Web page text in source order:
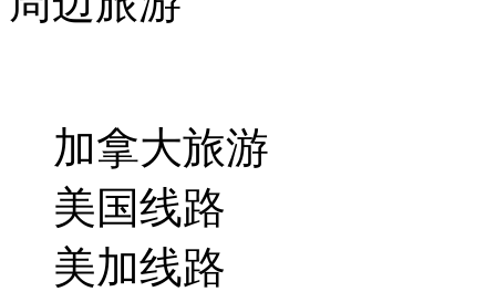
加拿大旅游
美国线路
美加线路